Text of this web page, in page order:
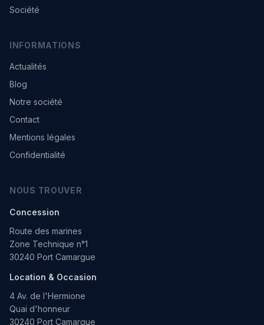
Société
INFORMATIONS
Actualités
Blog
Notre société
Contact
Mentions légales
Confidentialité
NOUS TROUVER
Concession
Route des marines
Zone Technique n°1
30240 Port Camargue
Location & Occasion
4 Av. de l'Hermione
Quai d'honneur
30240 Port Camargue